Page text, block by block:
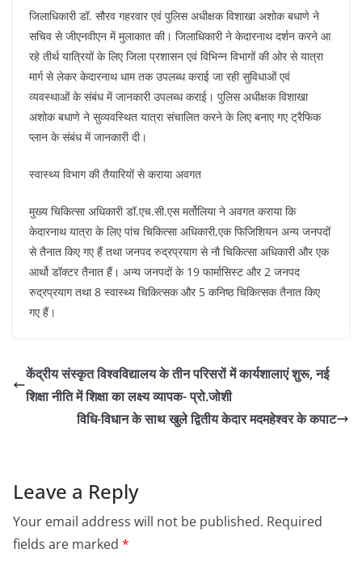
जिलाधिकारी डॉ. सौरव गहरवार एवं पुलिस अधीक्षक विशाखा अशोक बधाणे ने
सचिव से जीएनवीएन में मुलाकात की। जिलाधिकारी ने केदारनाथ दर्शन करने आ
रहे तीर्थ यात्रियों के लिए जिला प्रशासन एवं विभिन्न विभागों की ओर से यात्रा
मार्ग से लेकर केदारनाथ धाम तक उपलब्ध कराई जा रही सुविधाओं एवं
व्यवस्थाओं के संबंध में जानकारी उपलब्ध कराई। पुलिस अधीक्षक विशाखा
अशोक बधाणे ने सुव्यवस्थित यात्रा संचालित करने के लिए बनाए गए ट्रैफिक
प्लान के संबंध में जानकारी दी।
स्वास्थ्य विभाग की तैयारियों से कराया अवगत
मुख्य चिकित्सा अधिकारी डॉ.एच.सी.एस मर्तोलिया ने अवगत कराया कि
केदारनाथ यात्रा के लिए पांच चिकित्सा अधिकारी,एक फिजिशियन अन्य जनपदों
से तैनात किए गए हैं तथा जनपद रुद्रप्रयाग से नौ चिकित्सा अधिकारी और एक
आर्थो डॉक्टर तैनात हैं। अन्य जनपदों के 19 फार्मासिस्ट और 2 जनपद
रुद्रप्रयाग तथा 8 स्वास्थ्य चिकित्सक और 5 कनिष्ठ चिकित्सक तैनात किए
गए हैं।
केंद्रीय संस्कृत विश्वविद्यालय के तीन परिसरों में कार्यशालाएं शुरू, नई
शिक्षा नीति में शिक्षा का लक्ष्य व्यापक- प्रो.जोशी
विधि-विधान के साथ खुले द्वितीय केदार मदमहेश्वर के कपाट
Leave a Reply
Your email address will not be published. Required
fields are marked *